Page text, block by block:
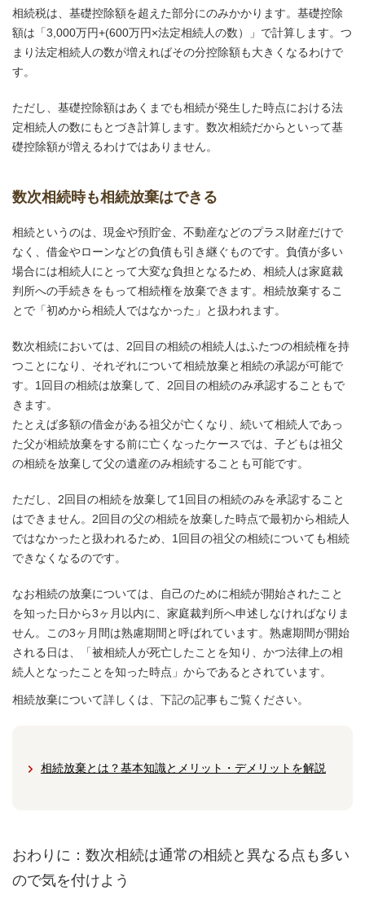
相続税は、基礎控除額を超えた部分にのみかかります。基礎控除
額は「3,000万円+(600万円×法定相続人の数）」で計算します。つ
まり法定相続人の数が増えればその分控除額も大きくなるわけで
す。
ただし、基礎控除額はあくまでも相続が発生した時点における法
定相続人の数にもとづき計算します。数次相続だからといって基
礎控除額が増えるわけではありません。
数次相続時も相続放棄はできる
相続というのは、現金や預貯金、不動産などのプラス財産だけで
なく、借金やローンなどの負債も引き継ぐものです。負債が多い
場合には相続人にとって大変な負担となるため、相続人は家庭裁
判所への手続きをもって相続権を放棄できます。相続放棄するこ
とで「初めから相続人ではなかった」と扱われます。
数次相続においては、2回目の相続の相続人はふたつの相続権を持
つことになり、それぞれについて相続放棄と相続の承認が可能で
す。1回目の相続は放棄して、2回目の相続のみ承認することもで
きます。
たとえば多額の借金がある祖父が亡くなり、続いて相続人であっ
た父が相続放棄をする前に亡くなったケースでは、子どもは祖父
の相続を放棄して父の遺産のみ相続することも可能です。
ただし、2回目の相続を放棄して1回目の相続のみを承認すること
はできません。2回目の父の相続を放棄した時点で最初から相続人
ではなかったと扱われるため、1回目の祖父の相続についても相続
できなくなるのです。
なお相続の放棄については、自己のために相続が開始されたこと
を知った日から3ヶ月以内に、家庭裁判所へ申述しなければなりま
せん。この3ヶ月間は熟慮期間と呼ばれています。熟慮期間が開始
される日は、「被相続人が死亡したことを知り、かつ法律上の相
続人となったことを知った時点」からであるとされています。
相続放棄について詳しくは、下記の記事もご覧ください。
相続放棄とは？基本知識とメリット・デメリットを解説
おわりに：数次相続は通常の相続と異なる点も多い
ので気を付けよう